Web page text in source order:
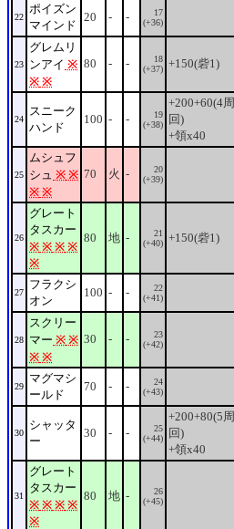
22
ポイズン
マインド
20 - -
17
(+36)
23
グレムリ
ンアイ ※
※ ※
80 - -
18
(+37) +150(砦1)
24
スニーク
ハンド
100 - -
19
(+38)
+200+60(4周
回)
+領x40
25
ムシュフ
シュ ※ ※
※ ※
70 火 -
20
(+39)
26
グレート
タスカー
※ ※ ※ ※
※
80 地 -
21
(+40) +150(砦1)
27
フラクシ
オン
100 - -
22
(+41)
28
スクリー
マー ※ ※
※ ※
30 - -
23
(+42)
29
マグマシ
ールド
70 - -
24
(+43)
30
シャッタ
ー
30 - -
25
(+44)
+200+80(5周
回)
+領x40
31
グレート
タスカー
※ ※ ※ ※
※
80 地 -
26
(+45)